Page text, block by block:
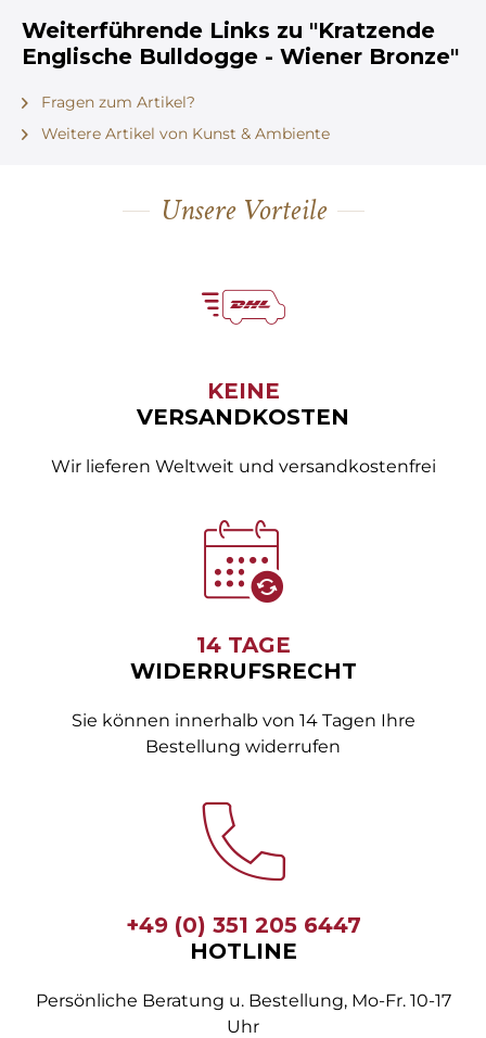
Weiterführende Links zu "Kratzende
Englische Bulldogge - Wiener Bronze"
Fragen zum Artikel?
Weitere Artikel von Kunst & Ambiente
Unsere Vorteile
KEINE
VERSANDKOSTEN
Wir lieferen Weltweit und versandkostenfrei
14 TAGE
WIDERRUFSRECHT
Sie können innerhalb von 14 Tagen Ihre
Bestellung widerrufen
+49 (0) 351 205 6447
HOTLINE
Persönliche Beratung u. Bestellung, Mo-Fr. 10-17
Uhr